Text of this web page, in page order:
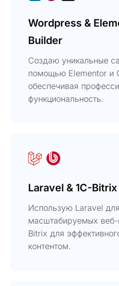
Wordpress &
Builder
Создаю уникальные
помощью Elementor и
обеспечивая
функциональность.
Laravel & 1C-Bitrix
Использую Laravel
масштабируемых
Bitrix для
контентом.